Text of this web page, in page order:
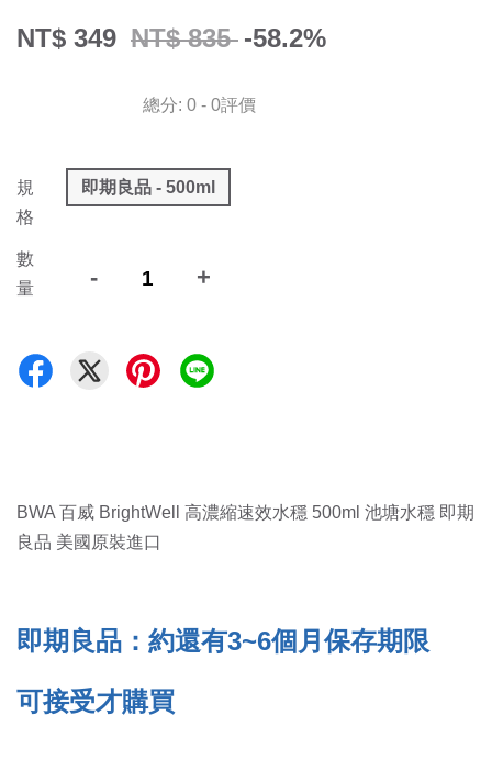
NT$ 349 NT$ 835 -58.2%
總分: 0 - 0評價
規
格
即期良品 - 500ml
數
量
- +
BWA 百威 BrightWell 高濃縮速效水穩 500ml 池塘水穩 即期
良品 美國原裝進口
即期良品：約還有3~6個月保存期限
可接受才購買